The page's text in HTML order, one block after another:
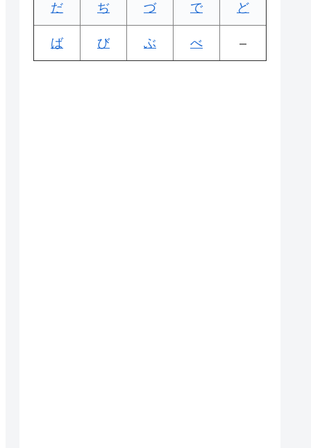
だ ぢ づ で ど
ば び ぶ べ –